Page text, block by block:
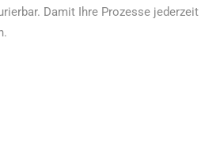
Damit Ihre Prozesse jederzeit